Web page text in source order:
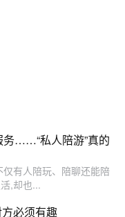
务……“私人陪游”真的
有人陪玩、陪聊还能陪
,却也...
必须有趣